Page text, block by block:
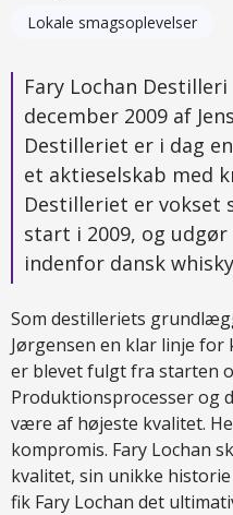
Lokale smagsoplevelser
Fary Lochan
december 2009 af
Destilleriet er i dag
et aktieselskab med
Destilleriet er vokset
start i 2009, og
indenfor dansk
Som destilleriets
Jørgensen en klar linje for
er blevet fulgt fra starten
Produktionsprocesser og
være af højeste kvalitet.
kompromis. Fary Lochan
kvalitet, sin unikke
fik Fary Lochan det